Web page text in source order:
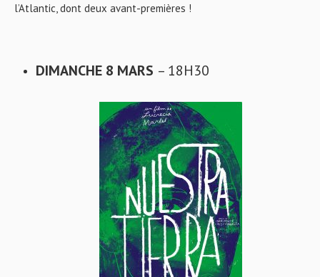
l’Atlantic, dont deux avant-premières !
DIMANCHE 8 MARS – 18H30